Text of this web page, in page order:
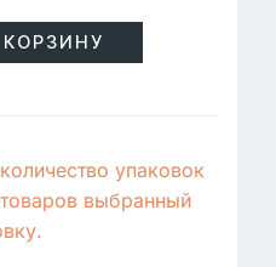
КОРЗИНУ
упаковок
выбранный